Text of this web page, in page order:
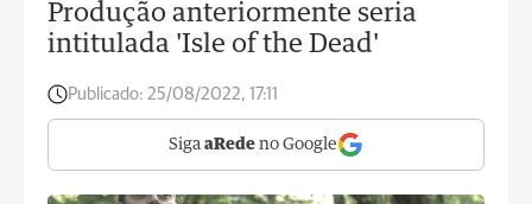
Produção anteriormente seria
intitulada 'Isle of the Dead'
Publicado: 25/08/2022, 17:11
Siga aRede no Google